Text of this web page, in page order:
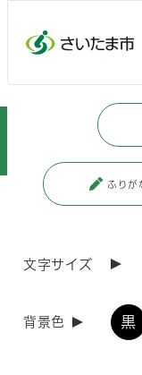
ふりが
文字サイズ
背景色 黒
観光・
知って楽しむ文化財
だ？？ 第 4